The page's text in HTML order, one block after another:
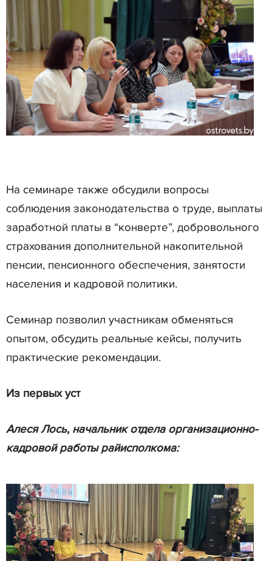
На семинаре также обсудили вопросы
соблюдения законодательства о труде, выплаты
заработной платы в “конверте”, добровольного
страхования дополнительной накопительной
пенсии, пенсионного обеспечения, занятости
населения и кадровой политики.
Семинар позволил участникам обменяться
опытом, обсудить реальные кейсы, получить
практические рекомендации.
Из первых уст
Алеся Лось, начальник отдела организационно-
кадровой работы райисполкома: